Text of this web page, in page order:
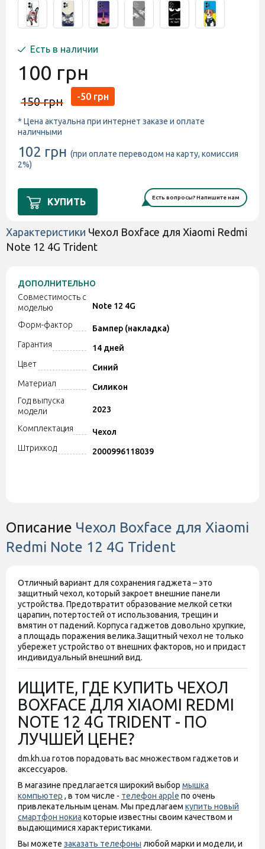
Есть в наличии
100 грн
150 грн -50 грн
* Цена актуальна при интернет заказе и оплате
наличными
102 грн (при оплате переводом на карту, комиссия
2%)
КУПИТЬ Есть вопросы? Напишите нам
Характеристики Чехол Boxface для Xiaomi Redmi
Note 12 4G Trident
ДОПОЛНИТЕЛЬНО
Совместимость с
моделью
Note 12 4G
Форм-фактор
Бампер (накладка)
Гарантия
14 дней
Цвет
Синий
Материал
Силикон
Год выпуска
модели
2023
Комплектация
Чехол
Штрихкод
2000996118039
Описание Чехол Boxface для Xiaomi
Redmi Note 12 4G Trident
Отличный вариант для сохранения гаджета – это
защитный чехол, который закроет внешние панели
устройства. Предотвратит образование мелкой сетки
царапин, потертостей от использования, трещин и
вмятин от падений. Корпуса гаджетов довольно хрупкие,
а площадь поражения велика.Защитный чехол не только
убережет устройство от внешних факторов, но и придаст
индивидуальный внешний вид.
ИЩИТЕ, ГДЕ КУПИТЬ ЧЕХОЛ
BOXFACE ДЛЯ XIAOMI REDMI
NOTE 12 4G TRIDENT - ПО
ЛУЧШЕЙ ЦЕНЕ?
dm.kh.ua готов порадовать вас множеством гаджетов и
аксессуаров.
В магазине предлагается широкий выбор мышка
компьютер , в том числе - телефон apple по очень
привлекательным ценам. Мы предлагаем купить новый
смартфон нокиа которые известны своим качеством и
выдающимися характеристиками.
Вы можете заказать телефоны любой марки и модели, и